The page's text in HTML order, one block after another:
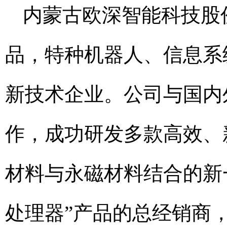
内蒙古欧深智能科技
品，特种机器人、信息
新技术企业。公司与国
作，成功研发多款高效
材料与永磁材料结合的
处理器”产品的总经销商